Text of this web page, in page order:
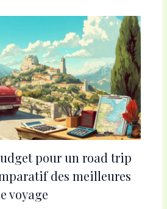
pour un road trip
des meilleures
voyage